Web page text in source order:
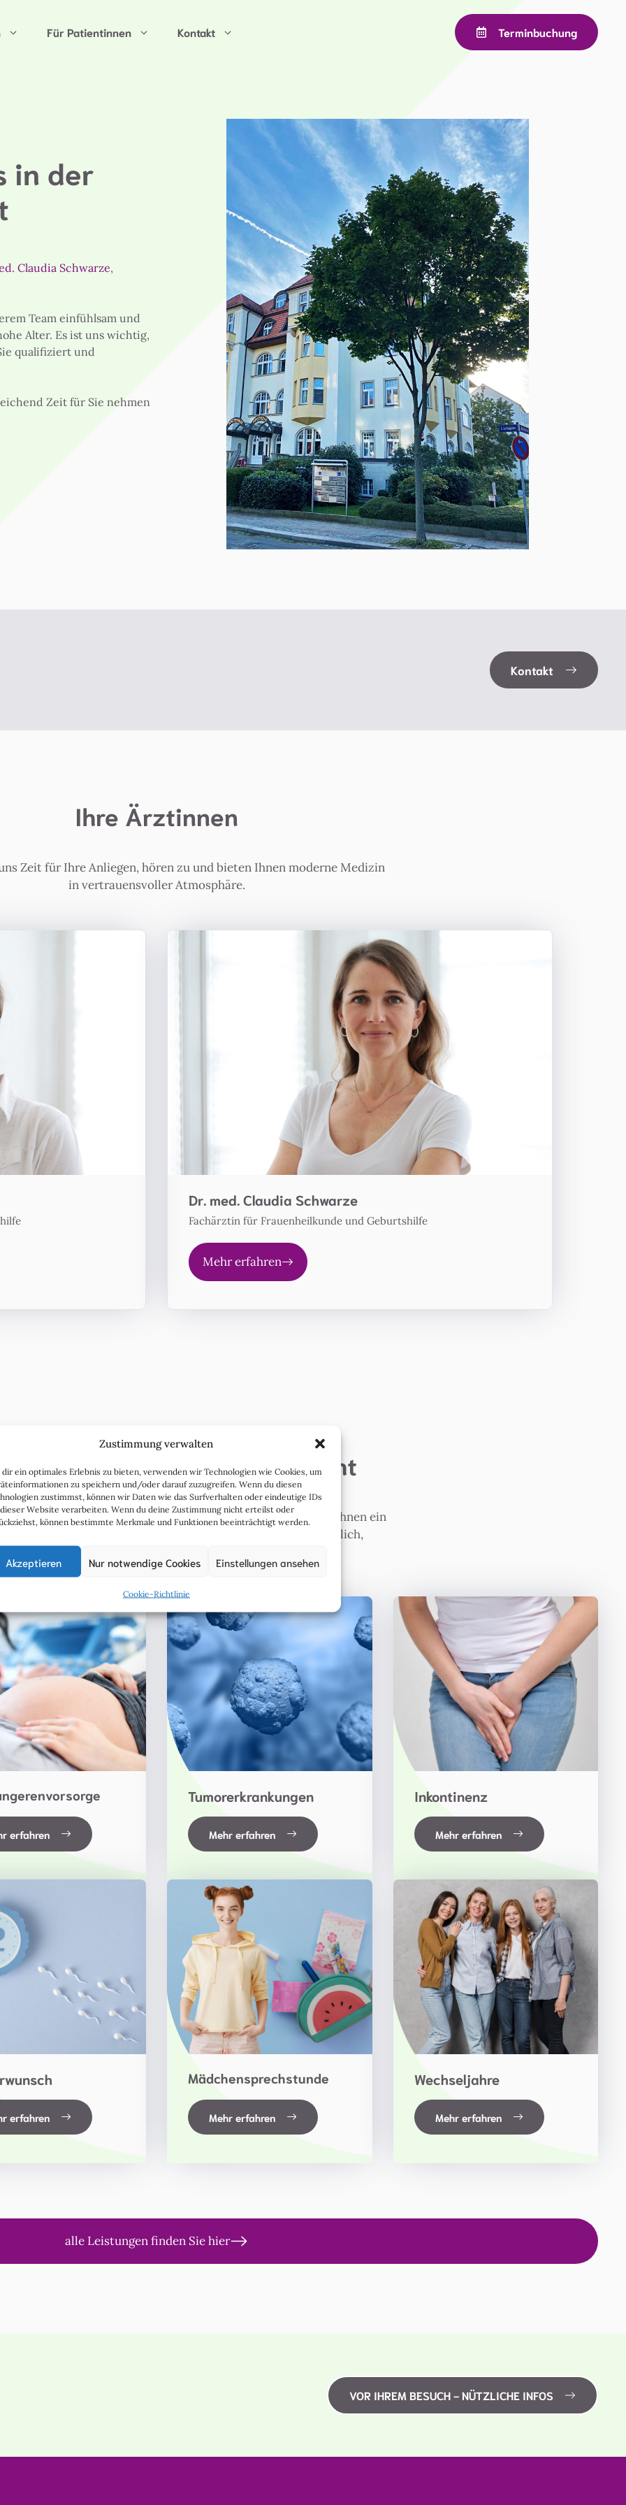
Zustimmung verwalten
dir ein optimales Erlebnis zu bieten, verwenden wir Technologien wie Cookies, um
zu speichern und/oder darauf zuzugreifen. Wenn du diesen
zustimmst, können wir Daten wie das Surfverhalten oder eindeutige IDs
Website verarbeiten. Wenn du deine Zustimmung nicht erteilst oder
können bestimmte Merkmale und Funktionen beeinträchtigt werden.
Akzeptieren Nur notwendige Cookies Einstellungen ansehen
Cookie-Richtlinie
Für Patientinnen Kontakt Terminbuchung
in der
Claudia Schwarze,
Team einfühlsam und
Alter. Es ist uns wichtig,
qualifiziert und
Zeit für Sie nehmen
Kontakt
Ihre Ärztinnen
Zeit für Ihre Anliegen, hören zu und bieten Ihnen moderne Medizin
in vertrauensvoller Atmosphäre.
Dr. med. Claudia Schwarze
Fachärztin für Frauenheilkunde und Geburtshilfe
Mehr erfahren
Leistungen in der Übersicht
auf der Liebigstraße 23, in Dresden bieten wir Ihnen ein
Spektrum moderner gynäkologischer Leistungen – persönlich,
kompetent und auf Ihre Bedürfnisse abgestimmt.
erfahren
Tumorerkrankungen
Mehr erfahren
Inkontinenz
Mehr erfahren
erfahren
Mädchensprechstunde
Mehr erfahren
Wechseljahre
Mehr erfahren
alle Leistungen finden Sie hier
VOR IHREM BESUCH - NÜTZLICHE INFOS